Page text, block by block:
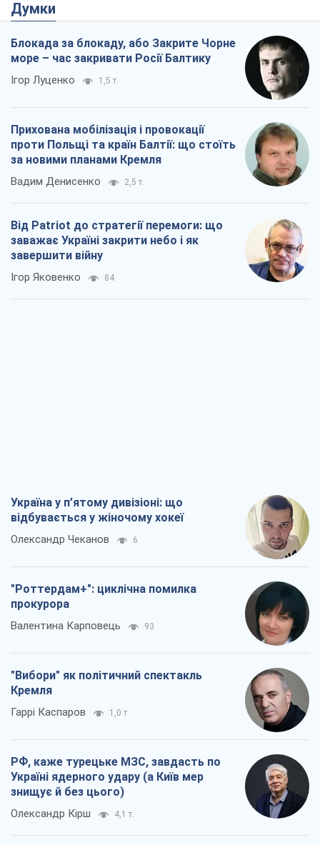
Думки
Блокада за блокаду, або Закрите Чорне
море – час закривати Росії Балтику
Ігор Луценко 1,5 т.
Прихована мобілізація і провокації
проти Польщі та країн Балтії: що стоїть
за новими планами Кремля
Вадим Денисенко 2,5 т.
Від Patriot до стратегії перемоги: що
заважає Україні закрити небо і як
завершити війну
Ігор Яковенко 84
Україна у п’ятому дивізіоні: що
відбувається у жіночому хокеї
Олександр Чеканов 6
"Роттердам+": циклічна помилка
прокурора
Валентина Карповець 93
"Вибори" як політичний спектакль
Кремля
Гаррі Каспаров 1,0 т.
РФ, каже турецьке МЗС, завдасть по
Україні ядерного удару (а Київ мер
знищує й без цього)
Олександр Кірш 4,1 т.